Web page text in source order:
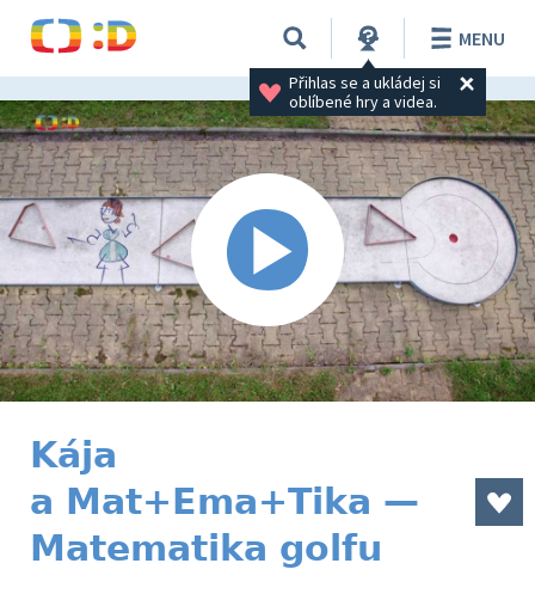
Přihlas se a ukládej si
oblíbené hry a videa.
MENU
Kája
a Mat+Ema+Tika —
Matematika golfu